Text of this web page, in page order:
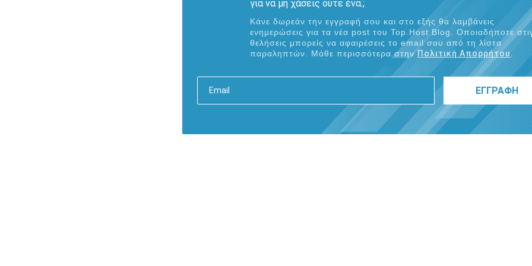
για να μη χάσεις ούτε ένα.;
Κάνε δωρεάν την εγγραφή σου και στο εξής θα λαμβάνεις
ενημερώσεις για τα νέα post του Τοp.Host Blog. Οποιαδήποτε
θελήσεις μπορείς να αφαιρέσεις το email σου από τη λίστα
παραληπτών. Μάθε περισσότερα στηνΠολιτική Απορρήτου